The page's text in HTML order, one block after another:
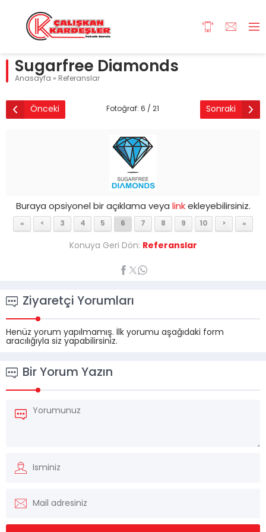
Sugarfree Diamonds
Anasayfa » Referanslar
Önceki Fotoğraf: 6 / 21 Sonraki
Buraya opsiyonel bir açıklama veya linkekleyebilirsiniz.
« < 3 4 5 6 7 8 9 10 > »
Konuya Geri Dön: Referanslar
Ziyaretçi Yorumları
Henüz yorum yapılmamış. İlk yorumu aşağıdaki form
aracılığıyla siz yapabilirsiniz.
Bir Yorum Yazın